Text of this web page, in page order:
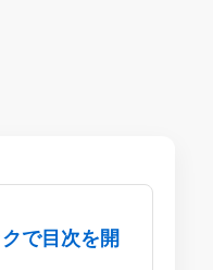
で目次を開